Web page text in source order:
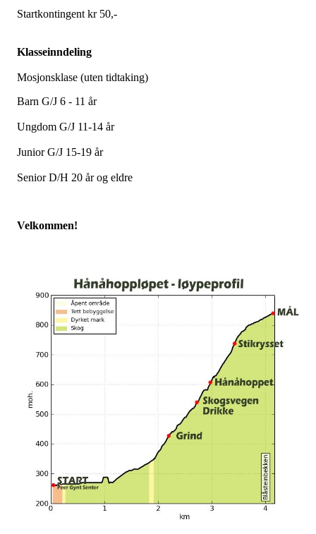
Startkontingent kr 50,-
Klasseinndeling
Mosjonsklase (uten tidtaking)
Barn G/J 6 - 11 år
Ungdom G/J 11-14 år
Junior G/J 15-19 år
Senior D/H 20 år og eldre
Velkommen!